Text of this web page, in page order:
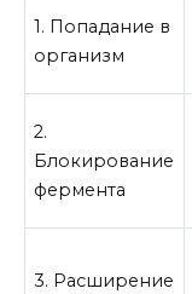
1. Попадание в
организм
2.
Блокирование
фермента
3. Расширение